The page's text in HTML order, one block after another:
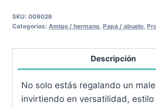
Ejecutivo
SKU: 009026
Categorías: Amigo / hermano, Papá / abuelo,
Descripción
No solo estás regalando un
invirtiendo en versatilidad, estilo